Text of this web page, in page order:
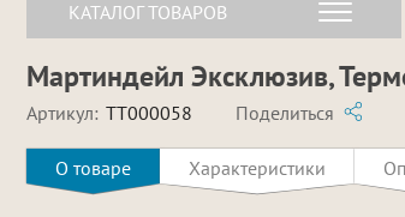
КАТАЛОГ ТОВАРОВ
Мартиндейл Эксклюзив,
Артикул: TT000058 Поделиться
О товаре Характеристики